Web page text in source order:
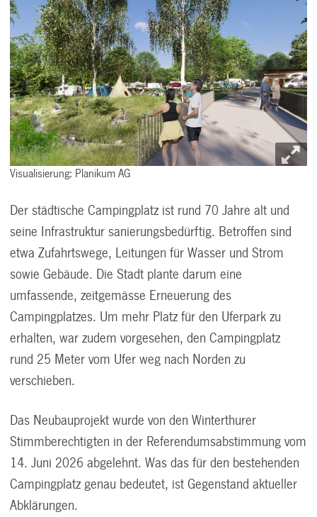
Visualisierung: Planikum AG
Der städtische Campingplatz ist rund 70 Jahre alt und
seine Infrastruktur sanierungsbedürftig. Betroffen sind
etwa Zufahrtswege, Leitungen für Wasser und Strom
sowie Gebäude. Die Stadt plante darum eine
umfassende, zeitgemässe Erneuerung des
Campingplatzes. Um mehr Platz für den Uferpark zu
erhalten, war zudem vorgesehen, den Campingplatz
rund 25 Meter vom Ufer weg nach Norden zu
verschieben.
Das Neubauprojekt wurde von den Winterthurer
Stimmberechtigten in der Referendumsabstimmung vom
14. Juni 2026 abgelehnt. Was das für den bestehenden
Campingplatz genau bedeutet, ist Gegenstand aktueller
Abklärungen.